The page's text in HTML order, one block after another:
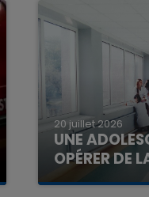
20 juillet 2026
UNE
OPÉRER DE
La famille a
La